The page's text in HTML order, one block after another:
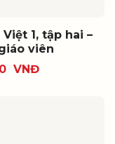
1, tập hai –
viên
VNĐ